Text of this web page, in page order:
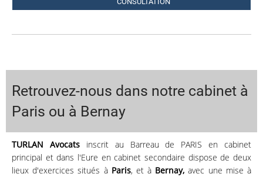
Retrouvez-nous dans notre cabinet à
Paris ou à Bernay
TURLAN Avocatsinscrit au Barreau de PARIS en cabinet
principal et dans l'Eure en cabinet secondaire dispose de deux
lieux d'exercices situés à Paris, et à Bernay,avec une mise à